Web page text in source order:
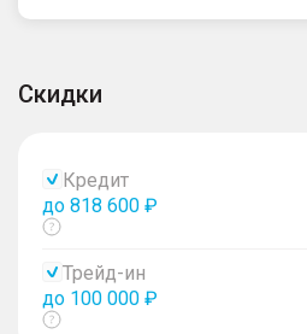
Скидки
Кредит
до 818 600 ₽
Показать
Трейд-ин
до 100 000 ₽
Показать